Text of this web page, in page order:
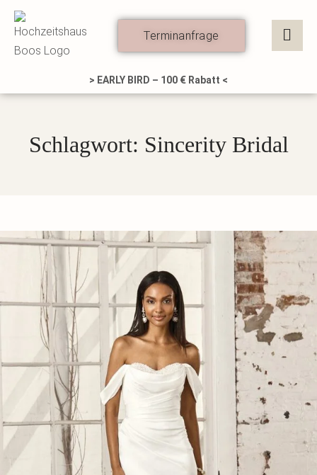
Zum
Inhalt
springen
Terminanfrage
> EARLY BIRD – 100 € Rabatt <
Schlagwort: Sincerity Bridal